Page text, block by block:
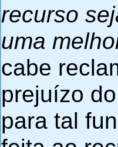
recurso
uma
cabe
prejuízo
para tal